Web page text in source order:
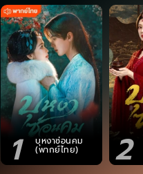
1 บุหงาซ่อนคม
(พากย์ไทย) 2